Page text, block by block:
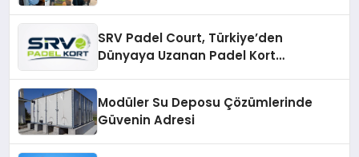
SRV Padel Court, Türkiye’den
Dünyaya Uzanan Padel Kort
Modüler Su Deposu Çözümlerinde
Güvenin Adresi